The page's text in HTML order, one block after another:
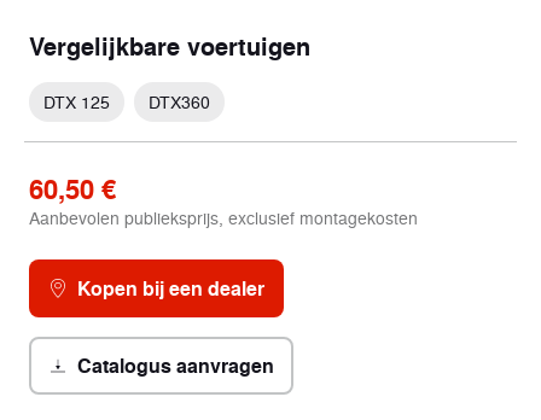
Vergelijkbare voertuigen
DTX 125 DTX360
60,50 €
Aanbevolen publieksprijs, exclusief montagekosten
Kopen bij een dealer
Catalogus aanvragen